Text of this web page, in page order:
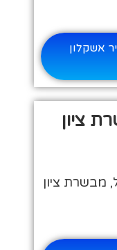
אשקלון
ציון
מבשרת ציון